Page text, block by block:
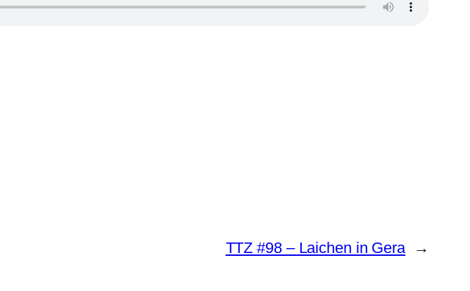
TTZ #98 – Laichen in Gera →